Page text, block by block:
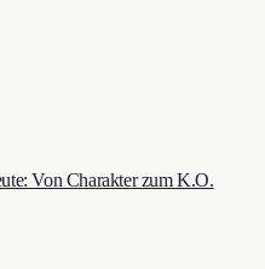
Von Charakter zum K.O.